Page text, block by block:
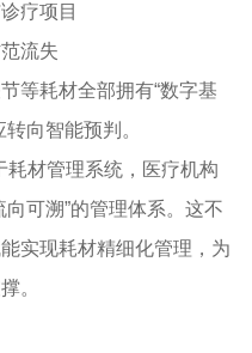
疗项目
流失
等耗材全部拥有“数字基
向智能预判。
材管理系统，医疗机构
可溯”的管理体系。这不
实现耗材精细化管理，为
。